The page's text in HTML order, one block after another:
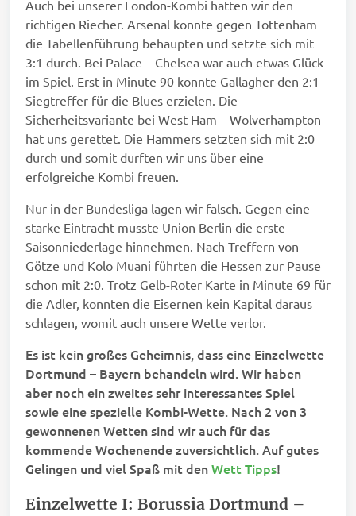
Auch bei unserer London-Kombi hatten wir den
richtigen Riecher. Arsenal konnte gegen Tottenham
die Tabellenführung behaupten und setzte sich mit
3:1 durch. Bei Palace – Chelsea war auch etwas Glück
im Spiel. Erst in Minute 90 konnte Gallagher den 2:1
Siegtreffer für die Blues erzielen. Die
Sicherheitsvariante bei West Ham – Wolverhampton
hat uns gerettet. Die Hammers setzten sich mit 2:0
durch und somit durften wir uns über eine
erfolgreiche Kombi freuen.
Nur in der Bundesliga lagen wir falsch. Gegen eine
starke Eintracht musste Union Berlin die erste
Saisonniederlage hinnehmen. Nach Treffern von
Götze und Kolo Muani führten die Hessen zur Pause
schon mit 2:0. Trotz Gelb-Roter Karte in Minute 69 für
die Adler, konnten die Eisernen kein Kapital daraus
schlagen, womit auch unsere Wette verlor.
Es ist kein großes Geheimnis, dass eine Einzelwette
Dortmund – Bayern behandeln wird. Wir haben
aber noch ein zweites sehr interessantes Spiel
sowie eine spezielle Kombi-Wette. Nach 2 von 3
gewonnenen Wetten sind wir auch für das
kommende Wochenende zuversichtlich. Auf gutes
Gelingen und viel Spaß mit denWett Tipps!
Einzelwette I: Borussia Dortmund –